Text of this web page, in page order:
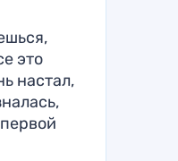
это
настал,